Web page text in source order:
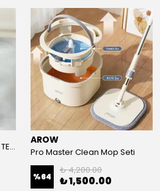
COLLE V2 PASLANMAZ ÇELİK TERMOS 1200 ML
AROW
Pro Master Clean Mop Seti
%64
₺ 4,200.00
₺ 1,500.00